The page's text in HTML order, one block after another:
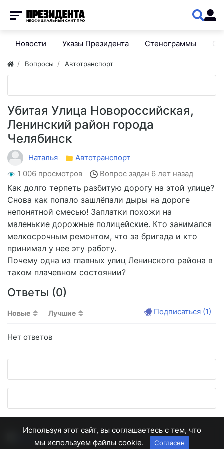
Новости Указы Президента Стенограммы
Вопросы Автотранспорт
Убитая Улица Новороссийская,
Ленинский район города
Челябинск
Наталья
Автотранспорт
1 006 просмотров
Вопрос задан 6 лет назад
Как долго терпеть разбитую дорогу на этой улице?
Снова как попало зашлёпали дыры на дороге
непонятной смесью! Заплатки похожи на
маленькие дорожные полицейские. Кто занимался
мелкосрочным ремонтом, что за бригада и кто
принимал у нее эту работу.
Почему одна из главных улиц Ленинского района в
таком плачевном состоянии?
Ответы (0)
Новые Лучшие Подписаться (1)
Нет ответов
Используя этот сайт, вы соглашаетесь с тем, что
мы используем файлы cookie.
Согласен